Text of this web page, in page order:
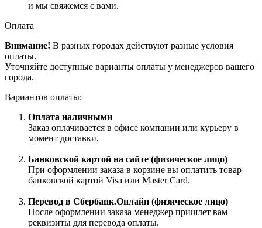
и мы свяжемся с вами.
Оплата
Внимание! В разных городах действуют разные условия
оплаты.
Уточняйте доступные варианты оплаты у менеджеров вашего
города.
Вариантов оплаты:
Оплата наличными
Заказ оплачивается в офисе компании или курьеру в
момент доставки.
Банковской картой на сайте (физическое лицо)
При оформлении заказа в корзине вы оплатить товар
банковской картой Visa или Master Card.
Перевод в Сбербанк.Онлайн (физическое лицо)
После оформлении заказа менеджер пришлет вам
реквизиты для перевода оплаты.